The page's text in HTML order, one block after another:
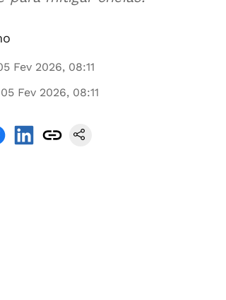
Fev 2026, 08:11
05 Fev 2026, 08:11